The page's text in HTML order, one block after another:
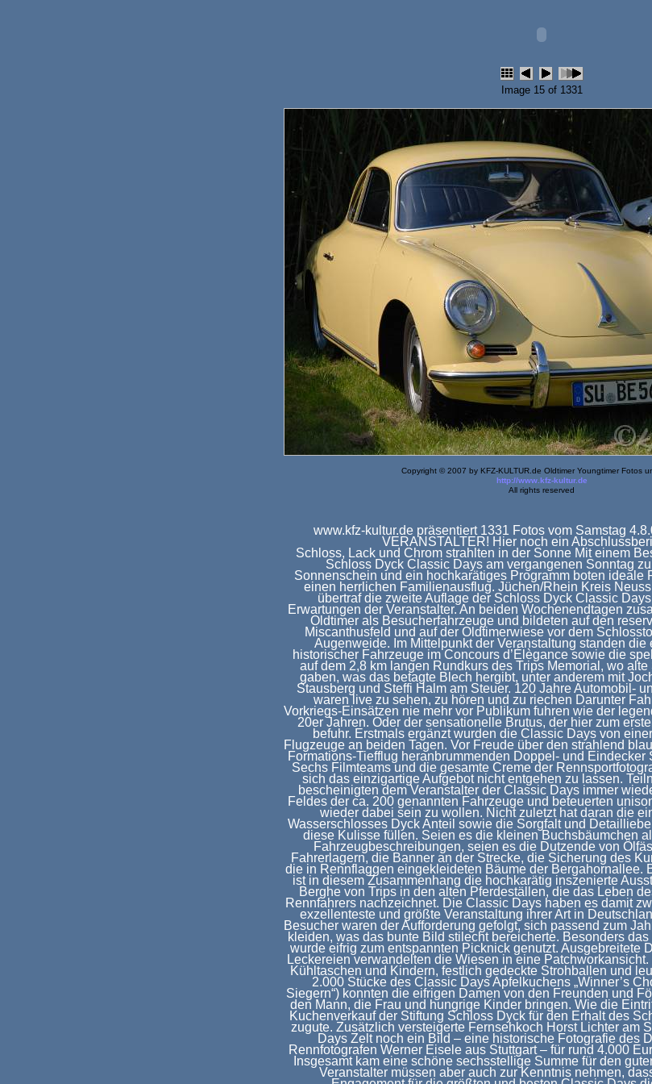
Image 15 of 1331
Copyright © 2007 by KFZ-KULTUR.de Oldtimer Youngtimer Fotos
http://www.kfz-kultur.de
All rights reserved
www.kfz-kultur.de präsentiert 1331 Fotos vom Samstag
VERANSTALTER! Hier noch ein
Schloss, Lack und Chrom strahlten in der Sonne Mit einem
Schloss Dyck Classic Days am vergangenen Sonntag
Sonnenschein und ein hochkarätiges Programm boten ideale
einen herrlichen Familienausflug. Jüchen/Rhein Kreis
übertraf die zweite Auflage der Schloss Dyck Classic
Erwartungen der Veranstalter. An beiden Wochenendtagen
Oldtimer als Besucherfahrzeuge und bildeten auf den
Miscanthusfeld und auf der Oldtimerwiese vor dem
Augenweide. Im Mittelpunkt der Veranstaltung standen
historischer Fahrzeuge im Concours d’Élègance sowie die
auf dem 2,8 km langen Rundkurs des Trips Memorial, wo
gaben, was das betagte Blech hergibt, unter anderem mit
Stausberg und Steffi Halm am Steuer. 120 Jahre Automobil-
waren live zu sehen, zu hören und zu riechen Darunter
Vorkriegs-Einsätzen nie mehr vor Publikum fuhren wie der
20er Jahren. Oder der sensationelle Brutus, der hier zum
befuhr. Erstmals ergänzt wurden die Classic Days von
Flugzeuge an beiden Tagen. Vor Freude über den strahlend
Formations-Tiefflug heranbrummenden Doppel- und Eindecker
Sechs Filmteams und die gesamte Creme der
sich das einzigartige Aufgebot nicht entgehen zu lassen.
bescheinigten dem Veranstalter der Classic Days immer
Feldes der ca. 200 genannten Fahrzeuge und beteuerten
wieder dabei sein zu wollen. Nicht zuletzt hat daran die
Wasserschlosses Dyck Anteil sowie die Sorgfalt und
diese Kulisse füllen. Seien es die kleinen Buchsbäumchen
Fahrzeugbeschreibungen, seien es die Dutzende von
Fahrerlagern, die Banner an der Strecke, die Sicherung des
die in Rennflaggen eingekleideten Bäume der Bergahornallee.
ist in diesem Zusammenhang die hochkarätig inszenierte
Berghe von Trips in den alten Pferdeställen, die das Leben
Rennfahrers nachzeichnet. Die Classic Days haben es damit
exzellenteste und größte Veranstaltung ihrer Art in
Besucher waren der Aufforderung gefolgt, sich passend zum
kleiden, was das bunte Bild stilecht bereicherte. Besonders
wurde eifrig zum entspannten Picknick genutzt. Ausgebreitete
Leckereien verwandelten die Wiesen in eine
Kühltaschen und Kindern, festlich gedeckte Strohballen und
2.000 Stücke des Classic Days Apfelkuchens „Winner’s
Siegern“) konnten die eifrigen Damen von den Freunden und
den Mann, die Frau und hungrige Kinder bringen. Wie die
Kuchenverkauf der Stiftung Schloss Dyck für den Erhalt des
zugute. Zusätzlich versteigerte Fernsehkoch Horst Lichter am
Days Zelt noch ein Bild – eine historische Fotografie des
Rennfotografen Werner Eisele aus Stuttgart – für rund 4.000
Insgesamt kam eine schöne sechsstellige Summe für den
Veranstalter müssen aber auch zur Kenntnis nehmen,